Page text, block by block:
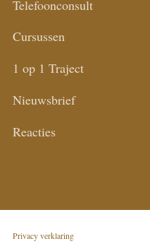
Telefoonconsult
Cursussen
1 op 1 Traject
Nieuwsbrief
Reacties
Privacy verklaring